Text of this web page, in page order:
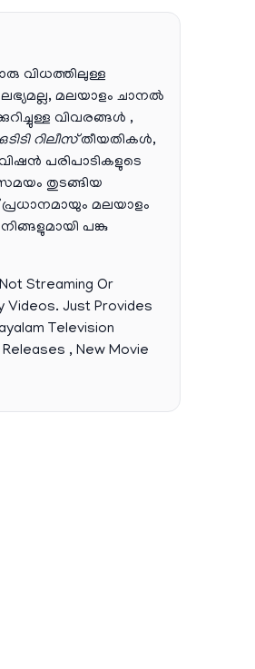
വിധത്തിലുള്ള
മലയാളം ചാനല്‍
വിവരങ്ങള്‍ ,
ഒടിടി റിലീസ്തീയതികള്‍,
പരിപാടികളുടെ
തുടങ്ങിയ
മലയാളം
പങ്കു
Streaming Or
Videos. Just Provides
Television
Releases , New Movie